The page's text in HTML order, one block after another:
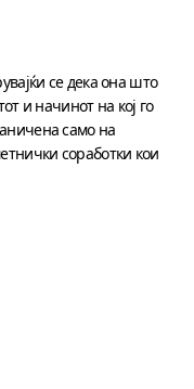
се дека она што
и начинот на кој го
само на
соработки кои